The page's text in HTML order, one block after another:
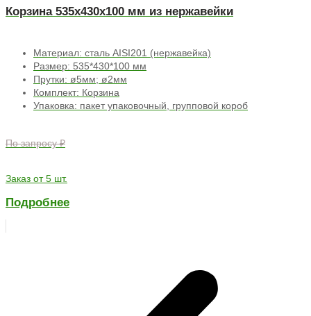
Корзина 535х430х100 мм из нержавейки
Материал: сталь AISI201 (нержавейка)
Размер: 535*430*100 мм
Прутки: ø5мм; ø2мм
Комплект: Корзина
Упаковка: пакет упаковочный, групповой короб
По запросу ₽
Заказ от 5 шт.
Подробнее